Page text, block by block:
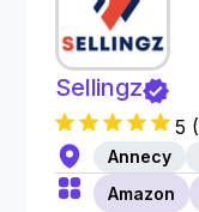
Sellingz
5 (
Annecy
Amazon